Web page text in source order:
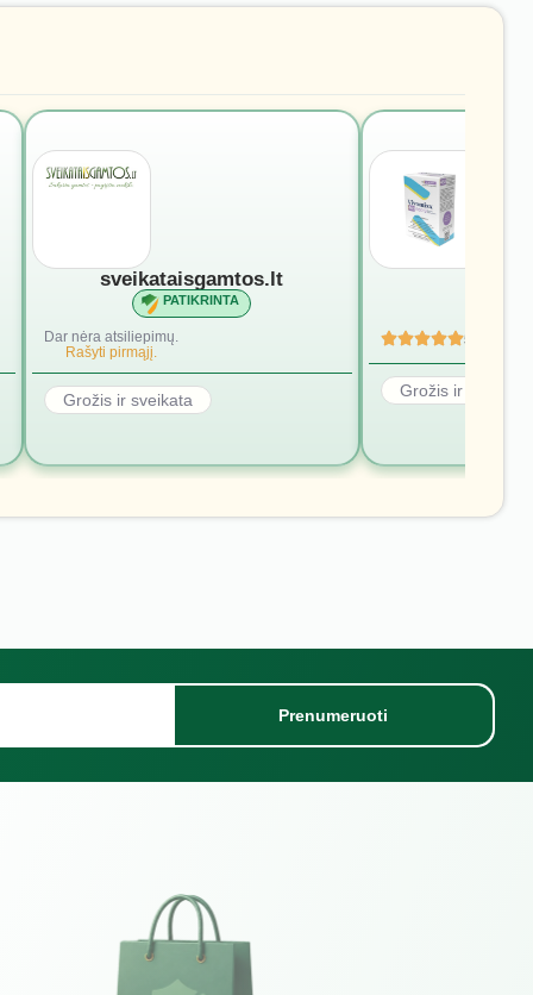
sveikataisgamtos.lt
PATIKRINTA
Dar nėra atsiliepimų.
Rašyti pirmąjį.
Grožis ir sveikata
5
Grožis ir sveikata
Prenumeruoti